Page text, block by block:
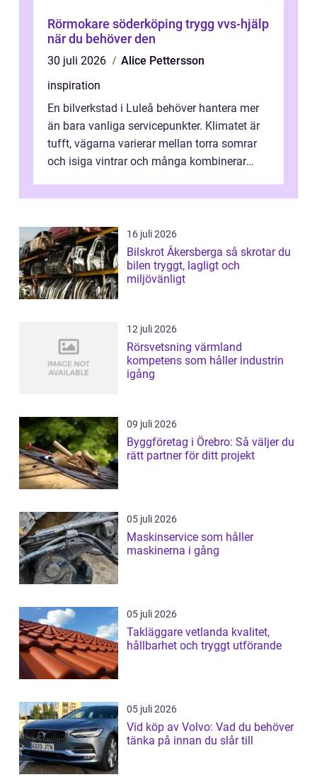
Rörmokare söderköping trygg vvs-hjälp
när du behöver den
30 juli 2026
Alice Pettersson
inspiration
En bilverkstad i Luleå behöver hantera mer
än bara vanliga servicepunkter. Klimatet är
tufft, vägarna varierar mellan torra somrar
och isiga vintrar och många kombinerar
16 juli 2026
Bilskrot Åkersberga så skrotar du
bilen tryggt, lagligt och
miljövänligt
12 juli 2026
Rörsvetsning värmland
kompetens som håller industrin
igång
09 juli 2026
Byggföretag i Örebro: Så väljer du
rätt partner för ditt projekt
05 juli 2026
Maskinservice som håller
maskinerna i gång
05 juli 2026
Takläggare vetlanda kvalitet,
hållbarhet och tryggt utförande
05 juli 2026
Vid köp av Volvo: Vad du behöver
tänka på innan du slår till